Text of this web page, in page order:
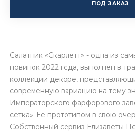
ПОД ЗАКАЗ
Салатник «Скарлетт» - одна из
новинок 2022 года, выполнен в
коллекции декоре,
современную вариацию на тему
Императорского фарфорового
сетка». Ее прототипом в свою
Собственный сервиз Елизаветы